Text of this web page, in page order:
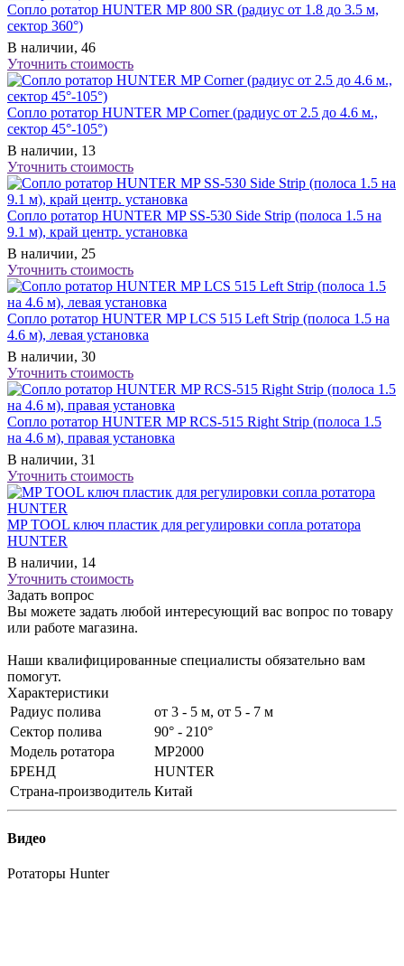
Сопло ротатор HUNTER МР 800 SR (радиус от 1.8 до 3.5 м,
сектор 360°)
В наличии, 46
Уточнить стоимость
Сопло ротатор HUNTER MP Corner (радиус от 2.5 до 4.6 м.,
сектор 45°-105°)
В наличии, 13
Уточнить стоимость
Сопло ротатор HUNTER MP SS-530 Side Strip (полоса 1.5 на
9.1 м), край центр. установка
В наличии, 25
Уточнить стоимость
Сопло ротатор HUNTER MP LCS 515 Left Strip (полоса 1.5 на
4.6 м), левая установка
В наличии, 30
Уточнить стоимость
Сопло ротатор HUNTER MP RCS-515 Right Strip (полоса 1.5
на 4.6 м), правая установка
В наличии, 31
Уточнить стоимость
MP TOOL ключ пластик для регулировки сопла ротатора
HUNTER
В наличии, 14
Уточнить стоимость
Задать вопрос
Вы можете задать любой интересующий вас вопрос по товару
или работе магазина.
Наши квалифицированные специалисты обязательно вам
помогут.
Характеристики
Радиус полива
от 3 - 5 м, от 5 - 7 м
Сектор полива
90° - 210°
Модель ротатора
MP2000
БРЕНД
HUNTER
Страна-производитель Китай
Видео
Ротаторы Hunter